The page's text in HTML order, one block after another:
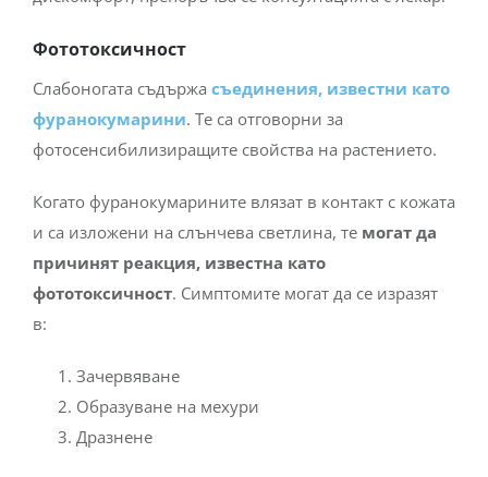
Фототоксичност
Слабоногата съдържа съединения, известни като
фуранокумарини. Те са отговорни за
фотосенсибилизиращите свойства на растението.
Когато фуранокумарините влязат в контакт с кожата
и са изложени на слънчева светлина, те могат да
причинят реакция, известна като
фототоксичност. Симптомите могат да се изразят
в:
Зачервяване
Образуване на мехури
Дразнене